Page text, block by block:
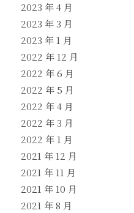
2023 年 4 月
2023 年 3 月
2023 年 1 月
2022 年 12 月
2022 年 6 月
2022 年 5 月
2022 年 4 月
2022 年 3 月
2022 年 1 月
2021 年 12 月
2021 年 11 月
2021 年 10 月
2021 年 8 月